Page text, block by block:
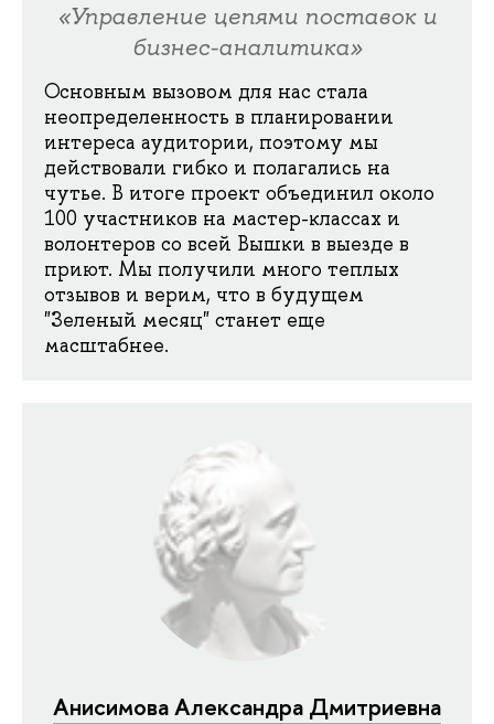
«Управление цепями поставок и
бизнес-аналитика»
Основным вызовом для нас стала
неопределенность в планировании
интереса аудитории, поэтому мы
действовали гибко и полагались на
чутье. В итоге проект объединил около
100 участников на мастер-классах и
волонтеров со всей Вышки в выезде в
приют. Мы получили много теплых
отзывов и верим, что в будущем
"Зеленый месяц" станет еще
масштабнее.
Анисимова Александра Дмитриевна